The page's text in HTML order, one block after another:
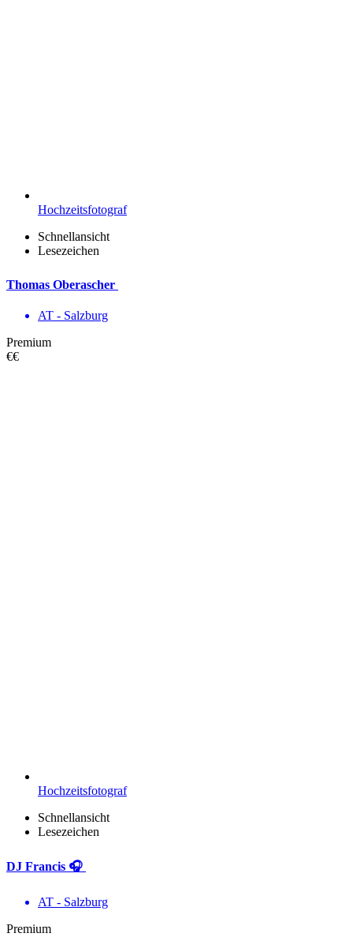
Hochzeitsfotograf
Schnellansicht
Lesezeichen
Thomas Oberascher
AT - Salzburg
Premium
€€
Hochzeitsfotograf
Schnellansicht
Lesezeichen
DJ Francis 🎧
AT - Salzburg
Premium